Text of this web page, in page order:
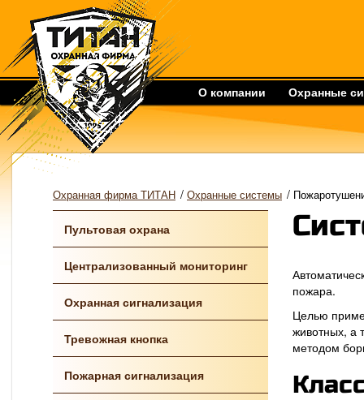
О компании Охранные
Охранная фирма ТИТАН / Охранные системы /
Пультовая охрана
Централизованный мониторинг
Охранная сигнализация
Тревожная кнопка
Пожарная сигнализация
пожара.
Целью
животных, а
методом